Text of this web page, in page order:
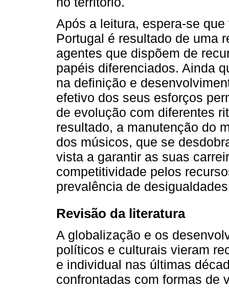
Após a leitura, espera-se
Portugal é resultado de uma
agentes que dispõem de
papéis diferenciados. Ainda
na definição e
efetivo dos seus esforços
de evolução com diferentes
resultado, a manutenção do
dos músicos, que se
vista a garantir as suas
competitividade pelos
prevalência de
Revisão da literatura
A globalização e os
políticos e culturais vieram
e individual nas últimas
confrontadas com formas de